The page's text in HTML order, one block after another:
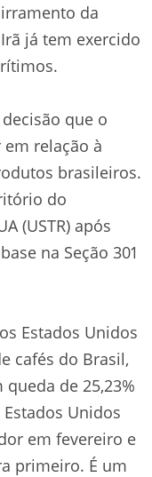
da
já tem exercido
que o
relação à
brasileiros.
do
(USTR) após
na Seção 301
Estados Unidos
cafés do Brasil,
queda de 25,23%
Unidos
em fevereiro e
primeiro. É um